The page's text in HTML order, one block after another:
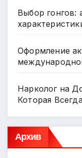
Выбор гонгов:
Оформление
Нарколог на
Которая
Архив